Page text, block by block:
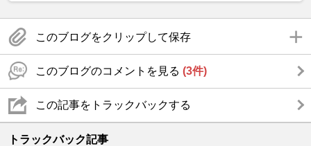
このブログをクリップして保存
このブログのコメントを見る (3件)
この記事をトラックバックする
トラックバック記事